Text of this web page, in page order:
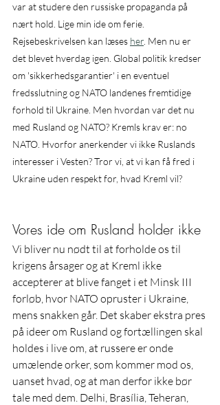
var at studere den russiske propaganda på
nært hold. Lige min ide om ferie.
Rejsebeskrivelsen kan læses her . Men nu er
det blevet hverdag igen. Global politik kredser
om 'sikkerhedsgarantier' i en eventuel
fredsslutning og NATO landenes fremtidige
forhold til Ukraine. Men hvordan var det nu
med Rusland og NATO? Kremls krav er: no
NATO. Hvorfor anerkender vi ikke Ruslands
interesser i Vesten? Tror vi, at vi kan få fred i
Ukraine uden respekt for, hvad Kreml vil?
Vores ide om Rusland holder ikke
Vi bliver nu nødt til at forholde os til
krigens årsager og at Kreml ikke
accepterer at blive fanget i et Minsk III
forløb, hvor NATO opruster i Ukraine,
mens snakken går. Det skaber ekstra pres
på ideer om Rusland og fortællingen skal
holdes i live om, at russere er onde
umælende orker, som kommer mod os,
uanset hvad, og at man derfor ikke bør
tale med dem. Delhi, Brasília, Teheran,